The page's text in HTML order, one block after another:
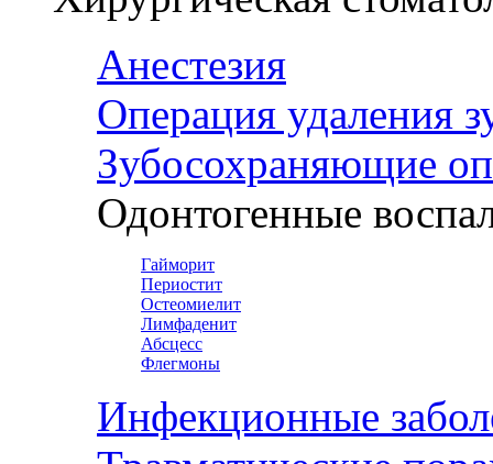
Анестезия
Операция удаления
Зубосохраняющие
Одонтогенные
Гайморит
Периостит
Остеомиелит
Лимфаденит
Абсцесс
Флегмоны
Инфекционные